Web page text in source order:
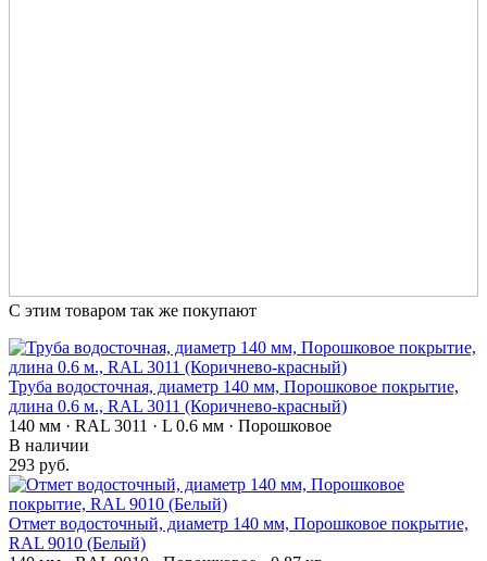
С этим товаром так же покупают
Труба водосточная, диаметр 140 мм, Порошковое покрытие,
длина 0.6 м., RAL 3011 (Коричнево-красный)
140 мм · RAL 3011 · L 0.6 мм · Порошковое
В наличии
293 руб.
Отмет водосточный, диаметр 140 мм, Порошковое покрытие,
RAL 9010 (Белый)